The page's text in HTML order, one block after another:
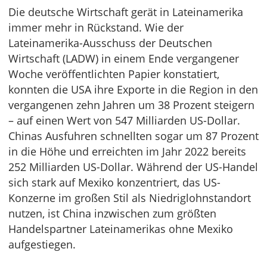
Die deutsche Wirtschaft gerät in Lateinamerika
immer mehr in Rückstand. Wie der
Lateinamerika-Ausschuss der Deutschen
Wirtschaft (LADW) in einem Ende vergangener
Woche veröffentlichten Papier konstatiert,
konnten die USA ihre Exporte in die Region in den
vergangenen zehn Jahren um 38 Prozent steigern
– auf einen Wert von 547 Milliarden US-Dollar.
Chinas Ausfuhren schnellten sogar um 87 Prozent
in die Höhe und erreichten im Jahr 2022 bereits
252 Milliarden US-Dollar. Während der US-Handel
sich stark auf Mexiko konzentriert, das US-
Konzerne im großen Stil als Niedriglohnstandort
nutzen, ist China inzwischen zum größten
Handelspartner Lateinamerikas ohne Mexiko
aufgestiegen.